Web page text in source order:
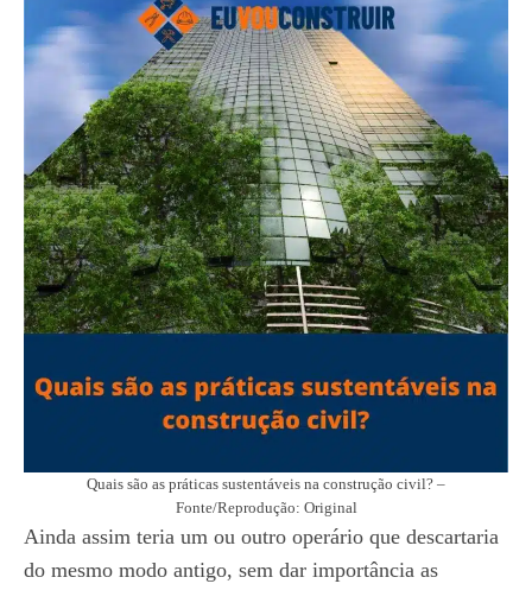
Quais são as práticas sustentáveis na construção civil? –
Fonte/Reprodução: Original
Ainda assim teria um ou outro operário que descartaria
do mesmo modo antigo, sem dar importância as